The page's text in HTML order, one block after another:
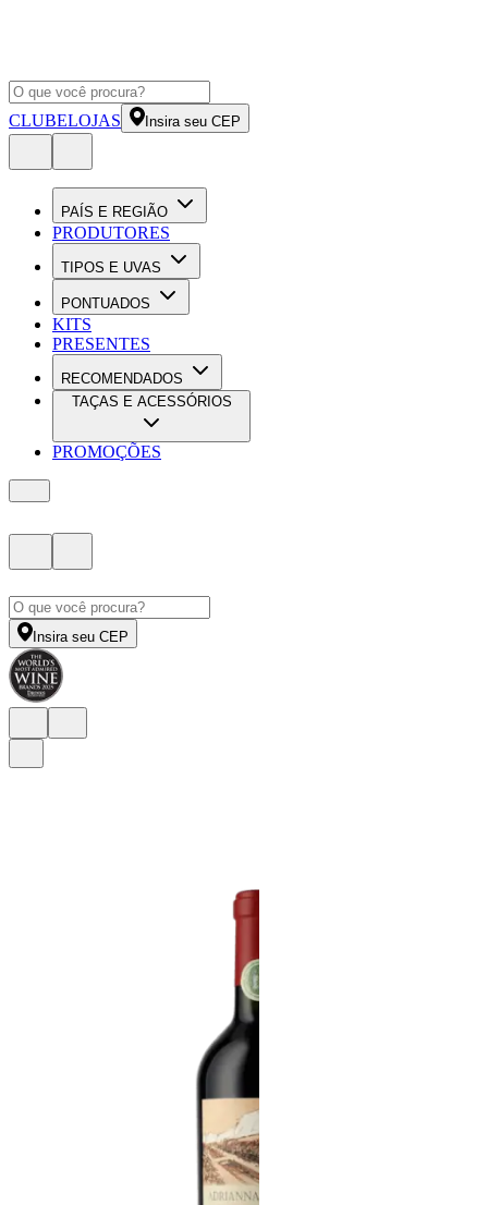
CLUBELOJAS Insira seu CEP
PAÍS E REGIÃO
PRODUTORES
TIPOS E UVAS
PONTUADOS
KITS
PRESENTES
RECOMENDADOS
TAÇAS E ACESSÓRIOS
PROMOÇÕES
Insira seu CEP